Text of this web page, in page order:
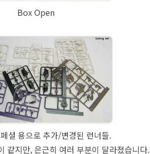
Box Open
셜 용으로 추가/변경된 런너들.
같지만, 은근히 여러 부분이 달라졌습니다.